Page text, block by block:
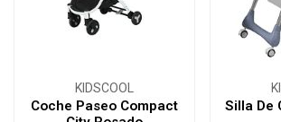
KIDSCOOL
Coche Paseo Compact
Silla De